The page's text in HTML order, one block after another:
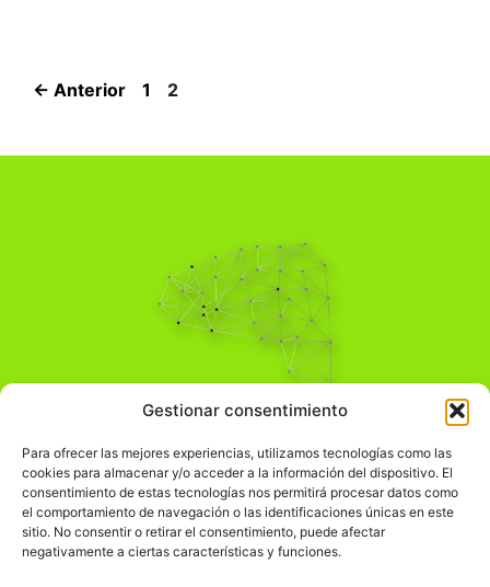
Gestionar consentimiento
Para ofrecer las mejores experiencias, utilizamos tecnologías como las
cookies para almacenar y/o acceder a la información del dispositivo. El
consentimiento de estas tecnologías nos permitirá procesar datos como
el comportamiento de navegación o las identificaciones únicas en este
sitio. No consentir o retirar el consentimiento, puede afectar
negativamente a ciertas características y funciones.
← Anterior Página
1 Página
2
Pensamiento Crítico
Comprender el mundo para transformarlo.
Información Legal